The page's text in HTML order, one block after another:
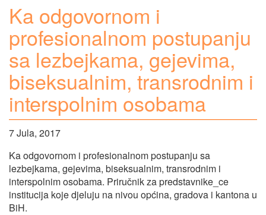
Ka odgovornom i
profesionalnom postupanju
sa lezbejkama, gejevima,
biseksualnim, transrodnim i
interspolnim osobama
7 Jula, 2017
Ka odgovornom i profesionalnom postupanju sa
lezbejkama, gejevima, biseksualnim, transrodnim i
interspolnim osobama. Priručnik za predstavnike_ce
institucija koje djeluju na nivou općina, gradova i kantona u
BiH.